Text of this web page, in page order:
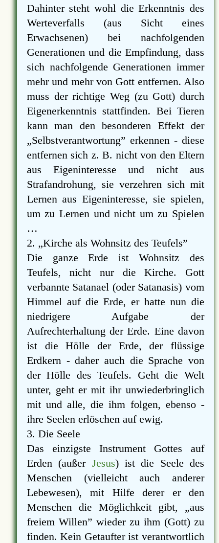
Dahinter steht wohl die Erkenntnis des
Werteverfalls (aus Sicht eines
Erwachsenen) bei nachfolgenden
Generationen und die Empfindung, dass
sich nachfolgende Generationen immer
mehr und mehr von Gott entfernen. Also
muss der richtige Weg (zu Gott) durch
Eigenerkenntnis stattfinden. Bei Tieren
kann man den besonderen Effekt der
Selbstverantwortung
erkennen - diese
entfernen sich z. B. nicht von den Eltern
aus Eigeninteresse und nicht aus
Strafandrohung, sie verzehren sich mit
Lernen aus Eigeninteresse, sie spielen,
um zu Lernen und nicht um zu Spielen
…
2.
Kirche als Wohnsitz des Teufels
Die ganze Erde ist Wohnsitz des
Teufels, nicht nur die Kirche. Gott
verbannte Satanael (oder Satanasis) vom
Himmel auf die Erde, er hatte nun die
niedrigere Aufgabe der
Aufrechterhaltung der Erde. Eine davon
ist die Hölle der Erde, der flüssige
Erdkern - daher auch die Sprache von
der Hölle des Teufels. Geht die Welt
unter, geht er mit ihr unwiederbringlich
mit und alle, die ihm folgen, ebenso -
ihre Seelen erlöschen auf ewig.
3. Die Seele
Das einzigste Instrument Gottes auf
Erden (außer Jesus) ist die Seele des
Menschen (vielleicht auch anderer
Lebewesen), mit Hilfe derer er den
Menschen die Möglichkeit gibt,
aus
freiem Willen
wieder zu ihm (Gott) zu
finden. Kein Getaufter ist verantwortlich